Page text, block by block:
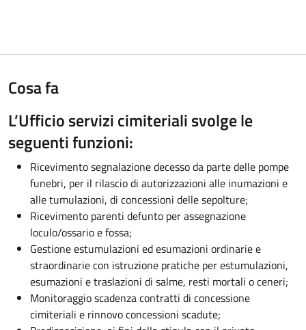
Cosa fa
L’Ufficio servizi cimiteriali svolge le
seguenti funzioni:
Ricevimento segnalazione decesso da parte delle pompe
funebri, per il rilascio di autorizzazioni alle inumazioni e
alle tumulazioni, di concessioni delle sepolture;
Ricevimento parenti defunto per assegnazione
loculo/ossario e fossa;
Gestione estumulazioni ed esumazioni ordinarie e
straordinarie con istruzione pratiche per estumulazioni,
esumazioni e traslazioni di salme, resti mortali o ceneri;
Monitoraggio scadenza contratti di concessione
cimiteriali e rinnovo concessioni scadute;